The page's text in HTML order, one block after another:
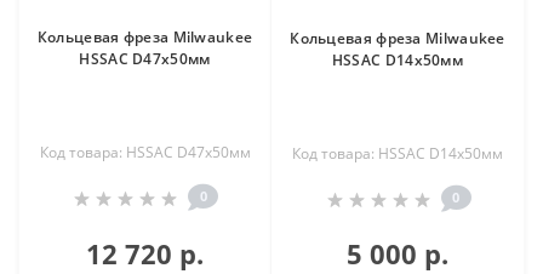
Кольцевая фреза Milwaukee
HSSAC D47х50мм
Код товара: HSSAC D47х50мм
0
12 720 р.
Кольцевая фреза Milwaukee
HSSAC D14х50мм
Код товара: HSSAC D14х50мм
0
5 000 р.